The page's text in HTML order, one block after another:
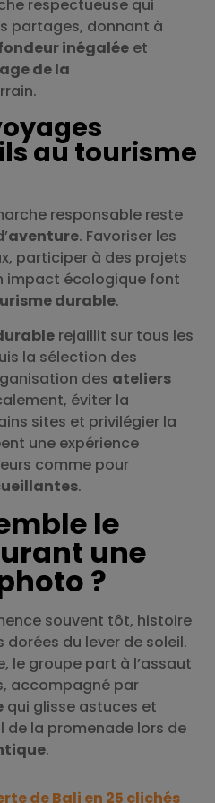
respectueuse qui
partages, donnant à
inégalée et
de la
au tourisme
responsable reste
aventure. Favoriser les
participer à des projets
impact écologique font
durable.
rejaillit sur tous les
la sélection des
des ateliers
éviter la
sites et privilégier la
une expérience
comme pour
.
le
une
?
souvent tôt, histoire
du lever de soleil.
le groupe part à l’assaut
accompagné par
qui glisse astuces et
de la promenade lors de
.
de Bali en 25 clichés